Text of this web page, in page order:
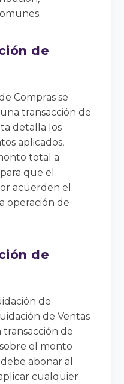
de
Compras se
transacción de
detalla los
aplicados,
total a
que el
acuerden el
operación de
de
de
de Ventas
transacción de
el monto
abonar al
cualquier